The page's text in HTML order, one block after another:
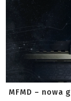
MFMD – nowa